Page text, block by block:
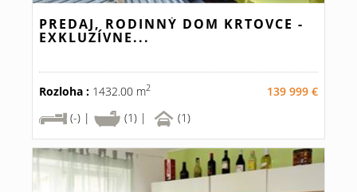
PREDAJ, RODINNÝ DOM KRTOVCE -
EXKLUZÍVNE...
Rozloha : 1432.00 m2
139 999 €
(-) |
(1) | (1)